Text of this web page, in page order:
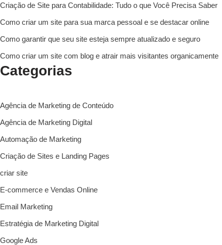
Criação de Site para Contabilidade: Tudo o que Você Precisa Saber
Como criar um site para sua marca pessoal e se destacar online
Como garantir que seu site esteja sempre atualizado e seguro
Como criar um site com blog e atrair mais visitantes organicamente
Categorias
Agência de Marketing de Conteúdo
Agência de Marketing Digital
Automação de Marketing
Criação de Sites e Landing Pages
criar site
E-commerce e Vendas Online
Email Marketing
Estratégia de Marketing Digital
Google Ads